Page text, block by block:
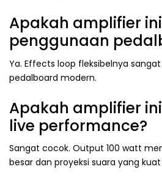
Apakah amplifier
penggunaan
Ya. Effects loop fleksibelnya
pedalboard modern.
Apakah amplifier
live performance?
Sangat cocok. Output 100 watt
besar dan proyeksi suara yang